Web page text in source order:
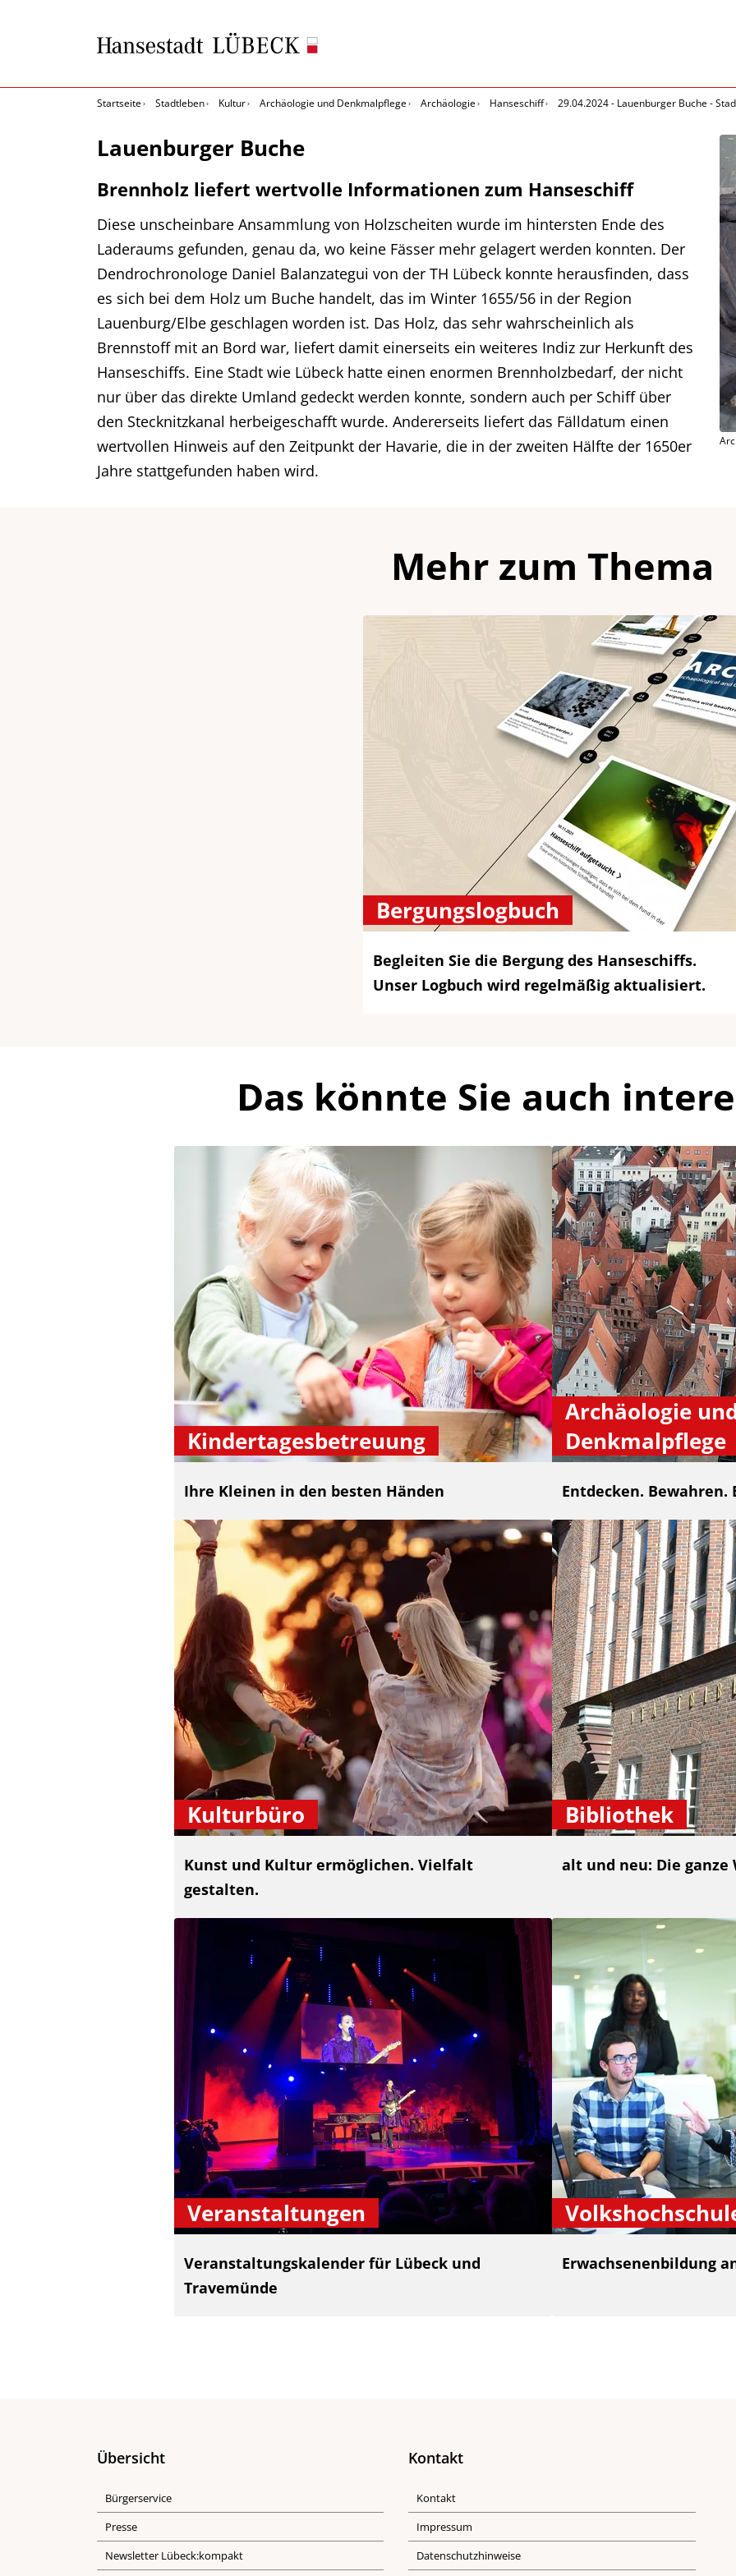
Startseite Stadtleben Kultur Archäologie und Denkmalpflege Archäologie Hanseschiff 29.04.2024 - Lauenburger Buche -
Lauenburger Buche
Brennholz liefert wertvolle Informationen zum Hanseschiff
Diese unscheinbare Ansammlung von Holzscheiten wurde im hintersten Ende des
Laderaums gefunden, genau da, wo keine Fässer mehr gelagert werden konnten. Der
Dendrochronologe Daniel Balanzategui von der TH Lübeck konnte herausfinden, dass
es sich bei dem Holz um Buche handelt, das im Winter 1655/56 in der Region
Lauenburg/Elbe geschlagen worden ist. Das Holz, das sehr wahrscheinlich als
Brennstoff mit an Bord war, liefert damit einerseits ein weiteres Indiz zur Herkunft des
Hanseschiffs. Eine Stadt wie Lübeck hatte einen enormen Brennholzbedarf, der nicht
nur über das direkte Umland gedeckt werden konnte, sondern auch per Schiff über
den Stecknitzkanal herbeigeschafft wurde. Andererseits liefert das Fälldatum einen
wertvollen Hinweis auf den Zeitpunkt der Havarie, die in der zweiten Hälfte der 1650er
Jahre stattgefunden haben wird.
Mehr zum Thema
Bergungslogbuch
Begleiten Sie die Bergung des Hanseschiffs.
Unser Logbuch wird regelmäßig aktualisiert.
Das könnte Sie auch
Kindertagesbetreuung
Ihre Kleinen in den besten Händen
Archäologie
Denkmalpflege
Entdecken. Bewahren.
Kulturbüro
Kunst und Kultur ermöglichen. Vielfalt
gestalten.
Bibliothek
alt und neu: Die
Veranstaltungen
Veranstaltungskalender für Lübeck und
Travemünde
Erwachsenenbildung
Übersicht
Bürgerservice
Presse
Newsletter Lübeck:kompakt
Kontakt
Kontakt
Impressum
Datenschutzhinweise